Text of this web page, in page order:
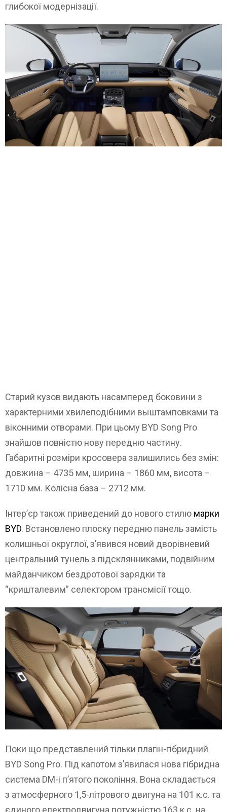
глибокої модернізації.
Старий кузов видають насамперед боковини з
характерними хвилеподібними выштамповками та
віконними отворами. При цьому BYD Song Pro
знайшов повністю нову передню частину.
Габаритні розміри кросовера залишились без змін:
довжина – 4735 мм, ширина – 1860 мм, висота –
1710 мм. Колісна база – 2712 мм.
Інтер’єр також приведений до нового стилю марки
BYD. Встановлено плоску передню панель замість
колишньої округлої, з’явився новий дворівневий
центральний тунель з підсклянниками, подвійним
майданчиком бездротової зарядки та
“кришталевим” селектором трансмісії тощо.
Поки що представлений тільки плагін-гібридний
BYD Song Pro. Під капотом з’явилася нова гібридна
система DM-i п’ятого покоління. Вона складається
з атмосферного 1,5-літрового двигуна на 101 к.с. та
єдиного електродвигуна потужністю 163 к.с. на